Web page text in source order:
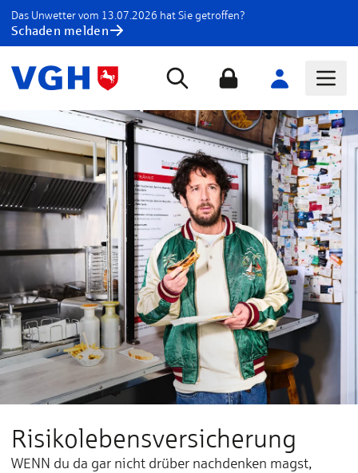
Das Unwetter vom 13.07.2026 hat Sie getroffen?
Schaden melden
Ri­si­ko­le­bens­versicherung
WENN du da gar nicht drüber nachdenken magst,